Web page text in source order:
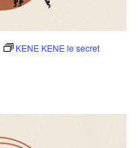
KENE KENE le secret